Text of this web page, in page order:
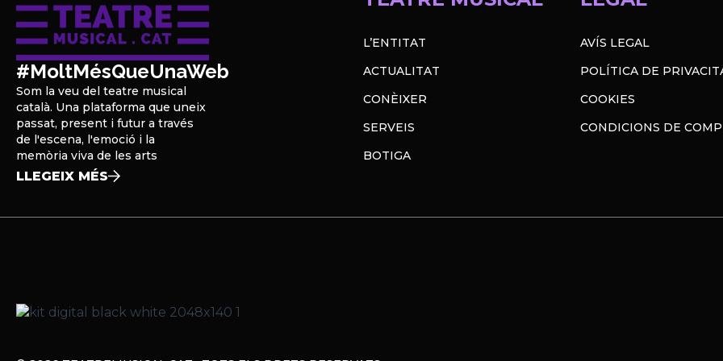
#MoltMésQueUnaWeb
Som la veu del teatre musical
català. Una plataforma que uneix
passat, present i futur a través
de l'escena, l'emoció i la
memòria viva de les arts
L’ENTITAT
ACTUALITAT
CONÈIXER
SERVEIS
BOTIGA
AVÍS LEGAL
POLÍTICA DE
COOKIES
CONDICIONS DE
LLEGEIX MÉS